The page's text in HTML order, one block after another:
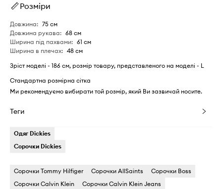
Розміри
Довжина: 75 см
Довжина рукава: 68 см
Ширина під пахвами: 61 см
Ширина в плечах: 48 см
Зріст моделі - 186 см, розмір товару, представленого на моделі - L
Стандартна розмірна сітка
Ми рекомендуємо вибирати той розмір, який Ви зазвичай носите.
Теги
Одяг Dickies
Сорочки Dickies
Сорочки Tommy Hilfiger Сорочки AllSaints
Сорочки Boss
Сорочки Calvin Klein
Сорочки Calvin Klein Jeans